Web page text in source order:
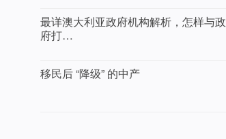
最详澳大利亚政府机构解析，怎样与政
府打…
移民后 “降级” 的中产